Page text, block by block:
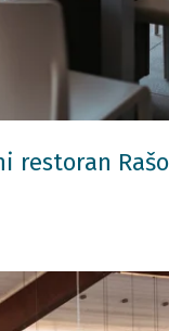
restoran